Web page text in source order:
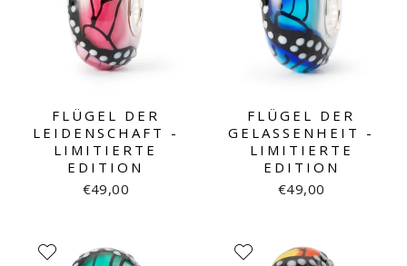
FLÜGEL DER
LEIDENSCHAFT -
LIMITIERTE
EDITION
€49,00
FLÜGEL DER
GELASSENHEIT -
LIMITIERTE
EDITION
€49,00